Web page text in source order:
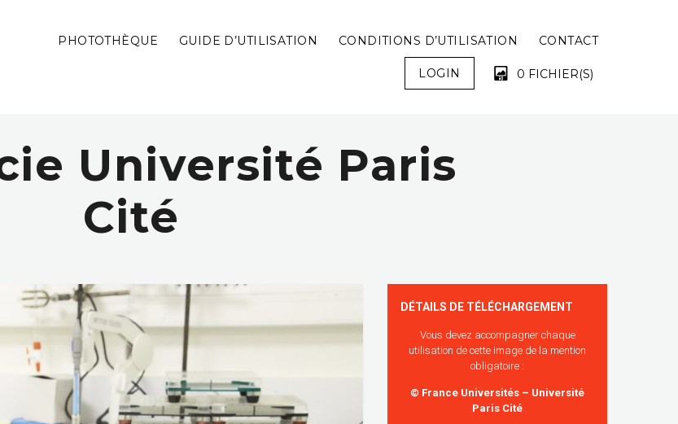
PHOTOTHÈQUE GUIDE D’UTILISATION CONDITIONS D’UTILISATION CONTACT
LOGIN 0 FICHIER(S)
VOTRE PANIER EST VIDE !
Université Paris
Cité
DÉTAILS DE TÉLÉCHARGEMENT
Vous devez accompagner chaque
utilisation de cette image de la mention
obligatoire :
© France Universités – Université
Paris Cité